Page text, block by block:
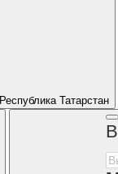
Республика Татарстан